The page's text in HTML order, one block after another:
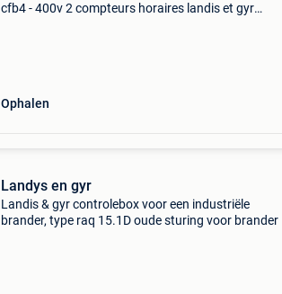
cfb4 - 400v 2 compteurs horaires landis et gyr
Ophalen
Landys en gyr
Landis & gyr controlebox voor een industriële
brander, type raq 15.1D oude sturing voor brander